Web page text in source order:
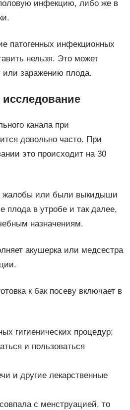
инфекцию, либо же в
патогенных инфекционных
нельзя. Это может
заражению плода.
исследование
канала при
довольно часто. При
это происходит на 30
жалобы или были выкидыши
плода в утробе и так далее,
назначениям.
акушерка или медсестра
к бак посеву включает в
гигиенических процедур;
и пользоваться
и другие лекарственные
с менструацией, то